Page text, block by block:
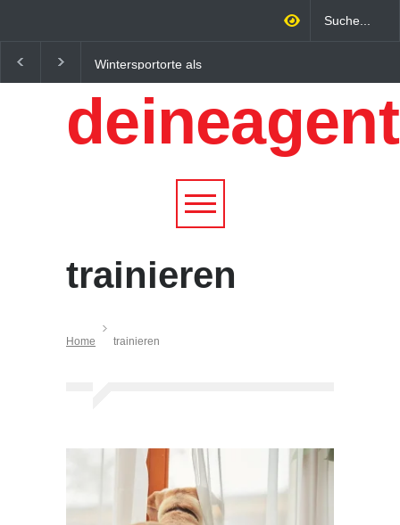
Wintersportorte als
Wirtschaftsfaktor: Wie
Alpenregionen von
Qualitätstourismus
profitieren
digitalen Zeitalter:
Unternehmen
wachsen lässt
trainieren
Home trainieren